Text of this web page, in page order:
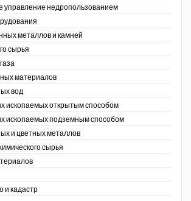
управление недропользованием
металлов и камней
сырья
материалов
вод
ископаемых открытым способом
ископаемых подземным способом
и цветных металлов
сырья
и кадастр
Уголь
Уголь Кузбасса
Химагрегаты
Coal People Magazine
PWC